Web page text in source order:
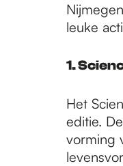
leuke
1.
Het
editie.
vorming